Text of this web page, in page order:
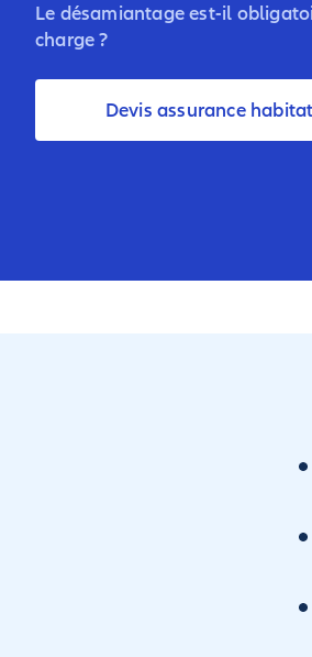
Le désamiantage est-il
charge ?
Devis assurance